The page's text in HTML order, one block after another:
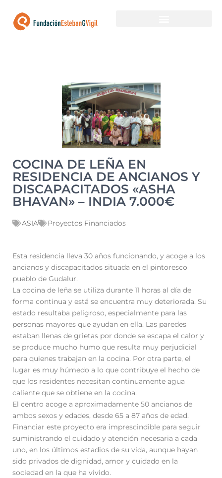
COCINA DE LEÑA EN
RESIDENCIA DE ANCIANOS Y
DISCAPACITADOS «ASHA
BHAVAN» – INDIA 7.000€
ASIA Proyectos Financiados
Esta residencia lleva 30 años funcionando, y acoge a los
ancianos y discapacitados situada en el pintoresco
pueblo de Gudalur.
La cocina de leña se utiliza durante 11 horas al día de
forma continua y está se encuentra muy deteriorada. Su
estado resultaba peligroso, especialmente para las
personas mayores que ayudan en ella. Las paredes
estaban llenas de grietas por donde se escapa el calor y
se produce mucho humo que resulta muy perjudicial
para quienes trabajan en la cocina. Por otra parte, el
lugar es muy húmedo a lo que contribuye el hecho de
que los residentes necesitan continuamente agua
caliente que se obtiene en la cocina.
El centro acoge a aproximadamente 50 ancianos de
ambos sexos y edades, desde 65 a 87 años de edad.
Financiar este proyecto era imprescindible para seguir
suministrando el cuidado y atención necesaria a cada
uno, en los últimos estadios de su vida, aunque hayan
sido privados de dignidad, amor y cuidado en la
sociedad en la que ha vivido.